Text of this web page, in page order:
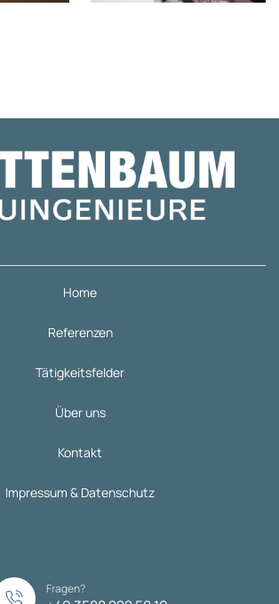
Home
Referenzen
Tätigkeitsfelder
Über uns
Kontakt
Impressum & Datenschutz
Fragen?